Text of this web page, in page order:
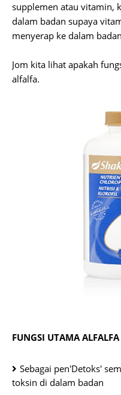
supplemen atau vitamin,
dalam badan supaya
menyerap ke dalam
Jom kita lihat apakah
alfalfa.
FUNGSI UTAMA ALFALFA
Sebagai pen'Detoks'
toksin di dalam badan